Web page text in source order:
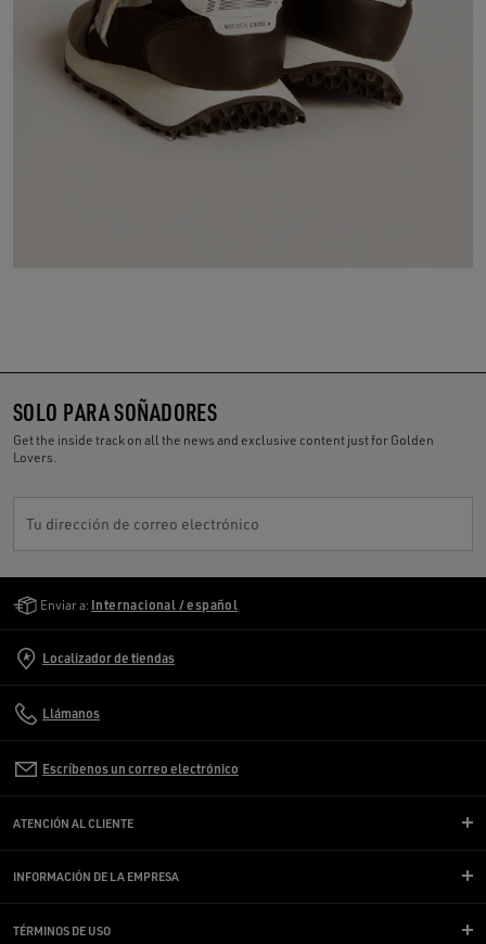
SOLO PARA SOÑADORES
Get the inside track on all the news and exclusive content just for Golden
Lovers.
Tu dirección de correo electrónico
Enviar a: Internacional / español
Localizador de tiendas
Llámanos
Escríbenos un correo electrónico
ATENCIÓN AL CLIENTE
INFORMACIÓN DE LA EMPRESA
TÉRMINOS DE USO